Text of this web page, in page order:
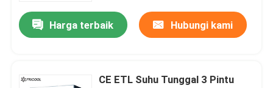
Harga terbaik Hubungi kami
CE ETL Suhu Tunggal 3 Pintu